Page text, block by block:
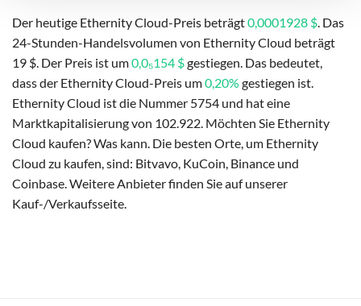
Der heutige Ethernity Cloud-Preis beträgt0,0001928 $. Das
24-Stunden-Handelsvolumen von Ethernity Cloud beträgt
19 $. Der Preis ist um0,0₅154 $gestiegen. Das bedeutet,
dass der Ethernity Cloud-Preis um0,20% gestiegen ist.
Ethernity Cloud ist die Nummer 5754 und hat eine
Marktkapitalisierung von 102.922. Möchten Sie Ethernity
Cloud kaufen? Was kann. Die besten Orte, um Ethernity
Cloud zu kaufen, sind: Bitvavo, KuCoin, Binance und
Coinbase. Weitere Anbieter finden Sie auf unserer
Kauf-/Verkaufsseite.